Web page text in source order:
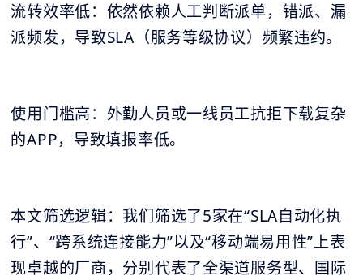
流转效率低：依然依赖人工判断派单，错派、漏
派频发，导致SLA（服务等级协议）频繁违约。
使用门槛高：外勤人员或一线员工抗拒下载复杂
的APP，导致填报率低。
本文筛选逻辑：我们筛选了5家在“SLA自动化执
行”、“跨系统连接能力”以及“移动端易用性”上表
现卓越的厂商，分别代表了全渠道服务型、国际